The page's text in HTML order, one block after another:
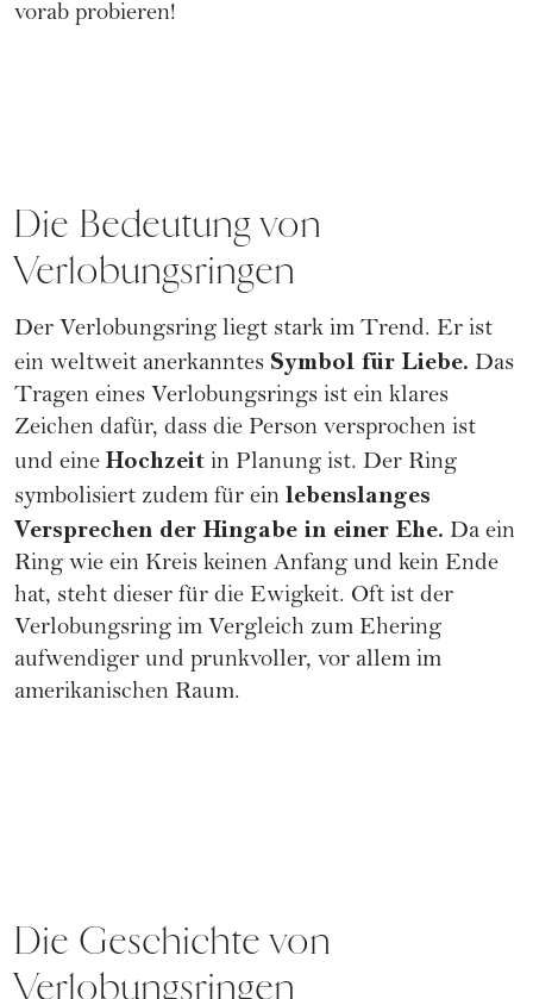
vorab probieren!
Die Bedeutung von
Verlobungsringen
Der Verlobungsring liegt stark im Trend. Er ist
ein weltweit anerkanntes Symbol für Liebe. Das
Tragen eines Verlobungsrings ist ein klares
Zeichen dafür, dass die Person versprochen ist
und eine Hochzeit in Planung ist. Der Ring
symbolisiert zudem für ein lebenslanges
Versprechen der Hingabe in einer Ehe. Da ein
Ring wie ein Kreis keinen Anfang und kein Ende
hat, steht dieser für die Ewigkeit. Oft ist der
Verlobungsring im Vergleich zum Ehering
aufwendiger und prunkvoller, vor allem im
amerikanischen Raum.
Die Geschichte von
Verlobungsringen